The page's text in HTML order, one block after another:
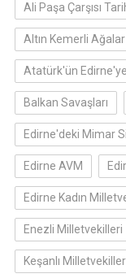
Ali Paşa Çarşısı
Altın Kemerli Ağalar
Atatürk'ün
Balkan Savaşları
Edirne'deki Mimar
Edirne AVM
Edirne Kadın
Enezli Milletvekilleri
Keşanlı